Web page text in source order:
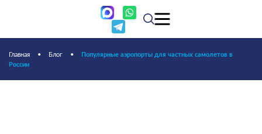
Главная • Блог •
Популярные аэропорты для частных самолетов в
России